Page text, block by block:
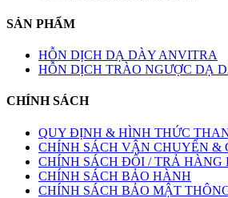
SẢN PHẨM
HỖN DỊCH DẠ DÀY ANVITRA
HỖN DỊCH TRÀO NGƯỢC DẠ
CHÍNH SÁCH
QUY ĐỊNH & HÌNH THỨC
CHÍNH SÁCH VẬN CHUYỂN &
CHÍNH SÁCH ĐỔI / TRẢ HÀNG
CHÍNH SÁCH BẢO HÀNH
CHÍNH SÁCH BẢO MẬT